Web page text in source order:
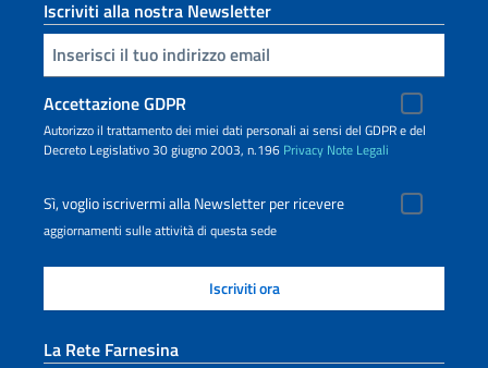
Iscriviti alla nostra Newsletter
Inserisci la tua email
Accettazione GDPR
Autorizzo il trattamento dei miei dati personali ai sensi del GDPR e del
Decreto Legislativo 30 giugno 2003, n.196 Privacy Note Legali
Sì, voglio iscrivermi alla Newsletter per ricevere
aggiornamenti sulle attività di questa sede
La Rete Farnesina